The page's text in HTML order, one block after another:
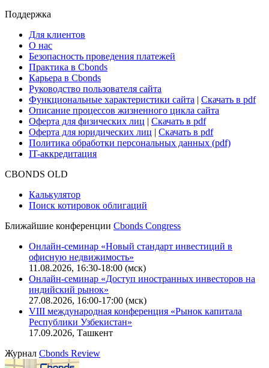
Поддержка
Для клиентов
О нас
Безопасность проведения платежей
Практика в Cbonds
Карьера в Cbonds
Руководство пользователя сайта
Функциональные характеристики сайта | Скачать в pdf
Описание процессов жизненного цикла сайта
Оферта для физических лиц | Скачать в pdf
Оферта для юридических лиц | Скачать в pdf
Политика обработки персональных данных (pdf)
IT-аккредитация
CBONDS OLD
Калькулятор
Поиск котировок облигаций
Ближайшие конференции Cbonds Congress
Онлайн-семинар «Новый стандарт инвестиций в
офисную недвижимость»
11.08.2026, 16:30-18:00 (мск)
Онлайн-семинар «Доступ иностранных инвесторов на
индийский рынок»
27.08.2026, 16:00-17:00 (мск)
VIII международная конференция «Рынок капитала
Республики Узбекистан»
17.09.2026, Ташкент
Журнал Cbonds Review